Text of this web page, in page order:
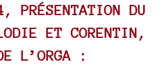
PRÉSENTATION DU
ET CORENTIN,
L’ORGA :